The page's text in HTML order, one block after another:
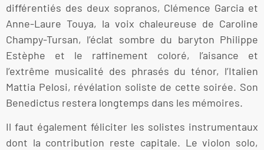
différentiés des deux sopranos, Clémence Garcia et
Anne-Laure Touya, la voix chaleureuse de Caroline
Champy-Tursan, l’éclat sombre du baryton Philippe
Estèphe et le raffinement coloré, l’aisance et
l’extrême musicalité des phrasés du ténor, l’Italien
Mattia Pelosi, révélation soliste de cette soirée. Son
Benedictus restera longtemps dans les mémoires.
Il faut également féliciter les solistes instrumentaux
dont la contribution reste capitale. Le violon solo,